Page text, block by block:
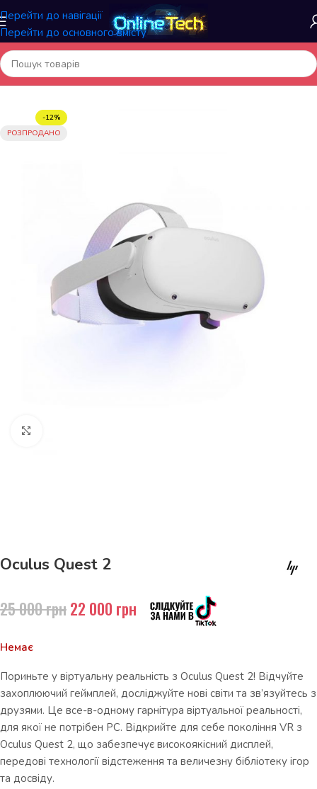
Перейти до навігації
Перейти до основного вмісту
Головна/Електроніка/Аксесуари для ПК
-12%
РОЗПРОДАНО
Oculus Quest 2
25 000грн22 000 грн
Немає
Пориньте у віртуальну реальність з Oculus Quest 2! Відчуйте
захоплюючий геймплей, досліджуйте нові світи та зв’язуйтесь з
друзями. Це все-в-одному гарнітура віртуальної реальності,
для якої не потрібен PC. Відкрийте для себе покоління VR з
Oculus Quest 2, що забезпечує високоякісний дисплей,
передові технології відстеження та величезну бібліотеку ігор
та досвіду.